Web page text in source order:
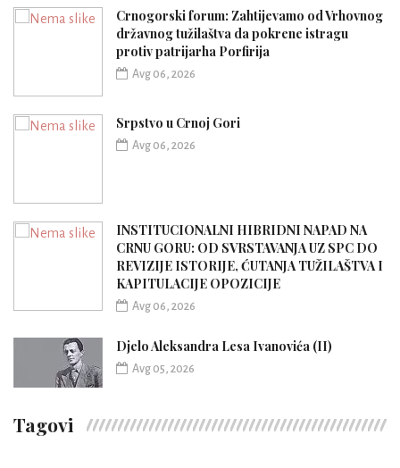
Crnogorski forum: Zahtijevamo od Vrhovnog
državnog tužilaštva da pokrene istragu
protiv patrijarha Porfirija
Avg 06, 2026
Srpstvo u Crnoj Gori
Avg 06, 2026
INSTITUCIONALNI HIBRIDNI NAPAD NA
CRNU GORU: OD SVRSTAVANJA UZ SPC DO
REVIZIJE ISTORIJE, ĆUTANJA TUŽILAŠTVA I
KAPITULACIJE OPOZICIJE
Avg 06, 2026
Djelo Aleksandra Lesa Ivanovića (II)
Avg 05, 2026
Tagovi